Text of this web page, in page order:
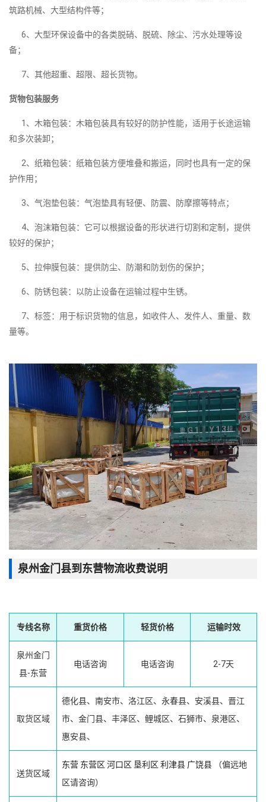
筑路机械、大型结构件等；
6、大型环保设备中的各类脱硝、脱硫、除尘、污水处理等设
备；
7、其他超重、超限、超长货物。
货物包装服务
1、木箱包装：木箱包装具有较好的防护性能，适用于长途运输
和多次装卸；
2、纸箱包装：纸箱包装方便堆叠和搬运，同时也具有一定的保
护作用；
3、气泡垫包装：气泡垫具有轻便、防震、防摩擦等特点；
4、泡沫箱包装：它可以根据设备的形状进行切割和定制，提供
较好的保护；
5、拉伸膜包装：提供防尘、防潮和防划伤的保护；
6、防锈包装：以防止设备在运输过程中生锈。
7、标签：用于标识货物的信息，如收件人、发件人、重量、数
量等。
泉州金门县到东营物流收费说明
专线名称 重货价格 轻货价格 运输时效
泉州金门
县-东营
电话咨询 电话咨询 2-7天
取货区域
德化县、南安市、洛江区、永春县、安溪县、晋江
市、金门县、丰泽区、鲤城区、石狮市、泉港区、
惠安县、
送货区域
东营 东营区 河口区 垦利区 利津县 广饶县 （偏远地
区请咨询）